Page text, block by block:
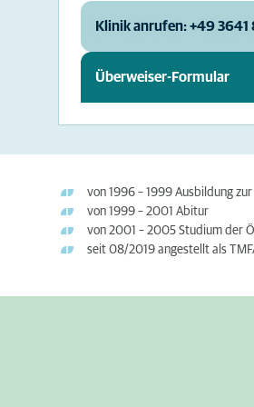
Klinik anrufen: +49
Überweiser-Formular
von 1996 – 1999 Ausbildung
von 1999 – 2001 Abitur
von 2001 – 2005 Studium der
seit 08/2019 angestellt als